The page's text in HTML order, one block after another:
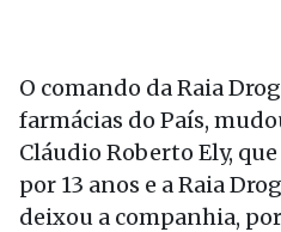
O comando da Raia
farmácias do País,
Cláudio Roberto Ely,
por 13 anos e a Raia
deixou a companhia,